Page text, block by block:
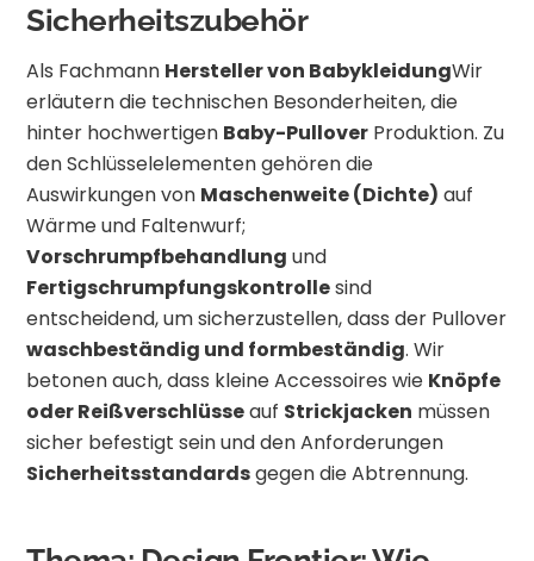
Sicherheitszubehör
Als Fachmann Hersteller von BabykleidungWir
erläutern die technischen Besonderheiten, die
hinter hochwertigen Baby-Pullover Produktion. Zu
den Schlüsselelementen gehören die
Auswirkungen von Maschenweite (Dichte) auf
Wärme und Faltenwurf;
Vorschrumpfbehandlung und
Fertigschrumpfungskontrollesind
entscheidend, um sicherzustellen, dass der Pullover
waschbeständig und formbeständig. Wir
betonen auch, dass kleine Accessoires wie Knöpfe
oder Reißverschlüsseauf Strickjacken müssen
sicher befestigt sein und den Anforderungen
Sicherheitsstandardsgegen die Abtrennung.